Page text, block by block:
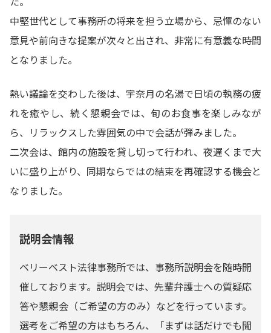
中堅世代として事務所の将来を担う立場から、忌憚のない
意見や前向きな提案が次々と出され、非常に有意義な時間
となりました。
熱い議論を交わした後は、宇奈月の名湯で日頃の執務の疲
れを癒やし、続く懇親会では、旬のお食事を楽しみなが
ら、リラックスした雰囲気の中で会話が弾みました。
二次会は、館内の施設を貸し切って行われ、夜遅くまで大
いに盛り上がり、同期ならではの結束を再確認する機会と
なりました。
説明会情報
ベリーベスト法律事務所では、事務所説明会を随時開
催しております。説明会では、先輩弁護士への質疑応
答や懇親会（ご希望の方のみ）などを行っています。
選考をご希望の方はもちろん、「まずは話だけでも聞